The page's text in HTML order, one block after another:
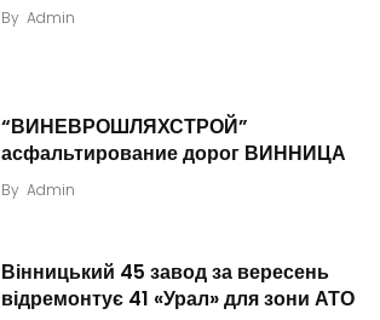
By Admin
“ВИНЕВРОШЛЯХСТРОЙ”
асфальтирование дорог ВИННИЦА
By Admin
Вінницький 45 завод за вересень
відремонтує 41 «Урал» для зони АТО